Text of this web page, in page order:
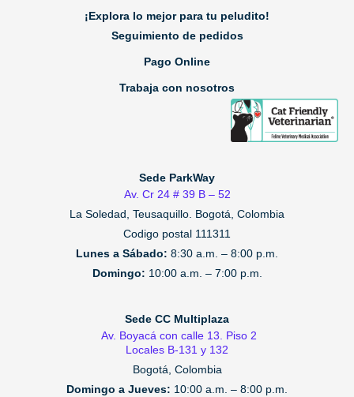
¡Explora lo mejor para tu peludito!
Seguimiento de pedidos
Pago Online
Trabaja con nosotros
Sede ParkWay
Av. Cr 24 # 39 B – 52
La Soledad, Teusaquillo. Bogotá, Colombia
Codigo postal 111311
Lunes a Sábado: 8:30 a.m. – 8:00 p.m.
Domingo: 10:00 a.m. – 7:00 p.m.
Sede CC Multiplaza
Av. Boyacá con calle 13. Piso 2
Locales B-131 y 132
Bogotá, Colombia
Domingo a Jueves: 10:00 a.m. – 8:00 p.m.